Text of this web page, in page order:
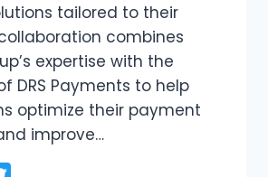
tailored to their
combines
expertise with the
DRS Payments to help
optimize their payment
improve…